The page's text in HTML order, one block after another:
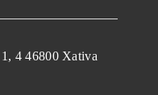
4 46800 Xativa